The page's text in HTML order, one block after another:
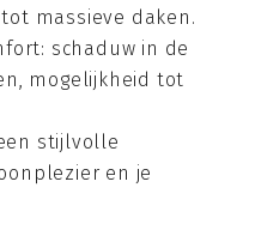
massieve daken.
schaduw in de
mogelijkheid tot
stijlvolle
en je